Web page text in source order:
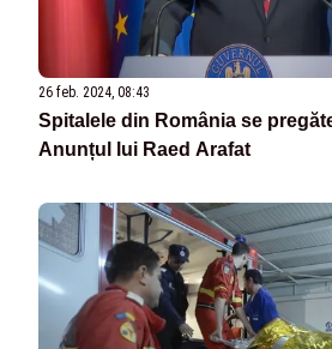
26 feb. 2024, 08:43
Spitalele din România se
Anunțul lui Raed Arafat